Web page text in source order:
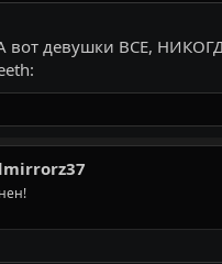
А вот девушки ВСЕ,